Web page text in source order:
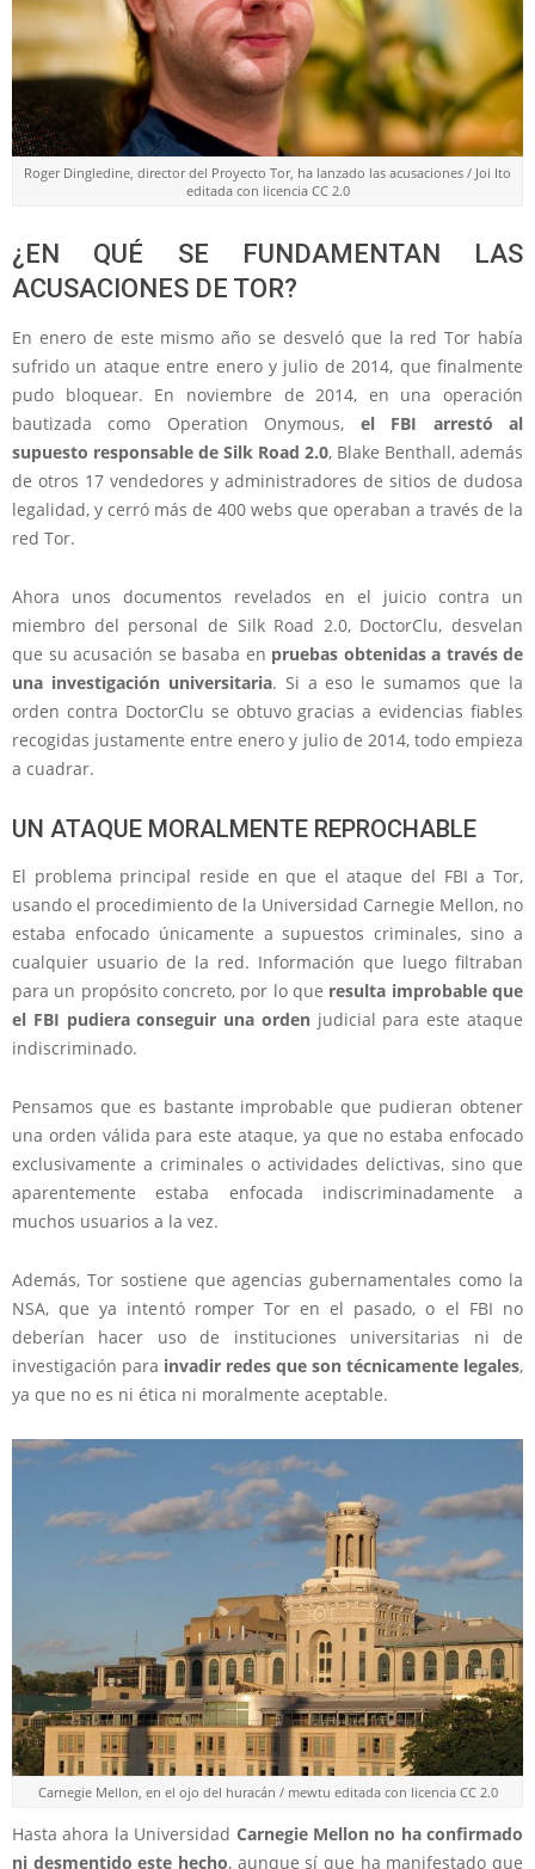
Roger Dingledine, director del Proyecto Tor, ha lanzado las acusaciones / Joi Ito
editada con licencia CC 2.0
¿EN QUÉ SE FUNDAMENTAN LAS
ACUSACIONES DE TOR?
En enero de este mismo año se desveló que la red Tor había
sufrido un ataque entre enero y julio de 2014, que finalmente
pudo bloquear. En noviembre de 2014, en una operación
bautizada como Operation Onymous, el FBI arrestó al
supuesto responsable de Silk Road 2.0, Blake Benthall, además
de otros 17 vendedores y administradores de sitios de dudosa
legalidad, y cerró más de 400 webs que operaban a través de la
red Tor.
Ahora unos documentos revelados en el juicio contra un
miembro del personal de Silk Road 2.0, DoctorClu, desvelan
que su acusación se basaba en pruebas obtenidas a través de
una investigación universitaria. Si a eso le sumamos que la
orden contra DoctorClu se obtuvo gracias a evidencias fiables
recogidas justamente entre enero y julio de 2014, todo empieza
a cuadrar.
UN ATAQUE MORALMENTE REPROCHABLE
El problema principal reside en que el ataque del FBI a Tor,
usando el procedimiento de la Universidad Carnegie Mellon, no
estaba enfocado únicamente a supuestos criminales, sino a
cualquier usuario de la red. Información que luego filtraban
para un propósito concreto, por lo que resulta improbable que
el FBI pudiera conseguir una ordenjudicial para este ataque
indiscriminado.
Pensamos que es bastante improbable que pudieran obtener
una orden válida para este ataque, ya que no estaba enfocado
exclusivamente a criminales o actividades delictivas, sino que
aparentemente estaba enfocada indiscriminadamente a
muchos usuarios a la vez.
Además, Tor sostiene que agencias gubernamentales como la
NSA, que ya intentó romper Tor en el pasado, o el FBI no
deberían hacer uso de instituciones universitarias ni de
investigación para invadir redes que son técnicamente legales,
ya que no es ni ética ni moralmente aceptable.
Carnegie Mellon, en el ojo del huracán / mewtu editada con licencia CC 2.0
Hasta ahora la Universidad Carnegie Mellon no ha confirmado
ni desmentido este hecho, aunque sí que ha manifestado que